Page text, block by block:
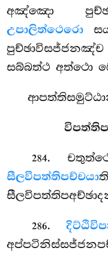
අඤ්ඤො
උපාලිත්ථෙරො
සබ්බත්ථ අත්ථො
284.
සීලවිපත්තිපච්චයාති
286.